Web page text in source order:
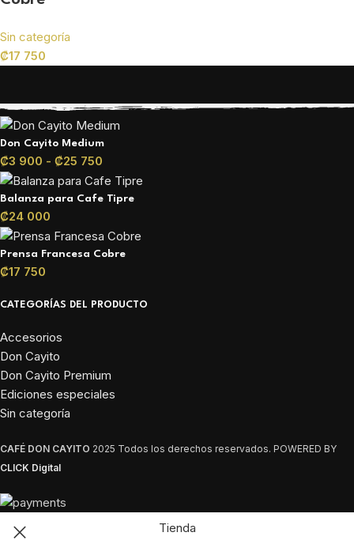
Sin categoría
₡17 750
Don Cayito Medium
₡3 900 - ₡25 750
Balanza para Cafe Tipre
₡24 000
Prensa Francesa Cobre
₡17 750
CATEGORÍAS DEL PRODUCTO
Accesorios
Don Cayito
Don Cayito Premium
Ediciones especiales
Sin categoría
CAFÉ DON CAYITO 2025 Todos los derechos reservados. POWERED BY
CLICK Digital
Tienda